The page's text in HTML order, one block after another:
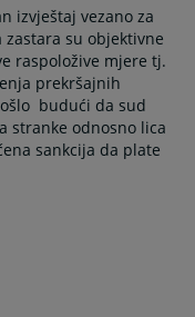
izvještaj vezano za
su objektivne
raspoložive mjere tj.
prekršajnih
budući da sud
stranke odnosno lica
sankcija da plate